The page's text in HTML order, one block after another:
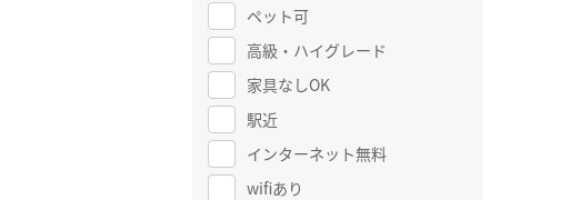
ペット可
高級・ハイグレード
家具なしOK
駅近
インターネット無料
wifiあり